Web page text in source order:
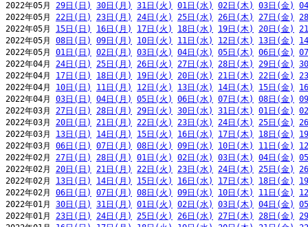
2022年05月 29日(日) 30日(月) 31日(火) 01日(水) 02日(木) 03日(金)
2022年05月 22日(日) 23日(月) 24日(火) 25日(水) 26日(木) 27日(金)
2022年05月 15日(日) 16日(月) 17日(火) 18日(水) 19日(木) 20日(金)
2022年05月 08日(日) 09日(月) 10日(火) 11日(水) 12日(木) 13日(金)
2022年05月 01日(日) 02日(月) 03日(火) 04日(水) 05日(木) 06日(金)
2022年04月 24日(日) 25日(月) 26日(火) 27日(水) 28日(木) 29日(金)
2022年04月 17日(日) 18日(月) 19日(火) 20日(水) 21日(木) 22日(金)
2022年04月 10日(日) 11日(月) 12日(火) 13日(水) 14日(木) 15日(金)
2022年04月 03日(日) 04日(月) 05日(火) 06日(水) 07日(木) 08日(金)
2022年03月 27日(日) 28日(月) 29日(火) 30日(水) 31日(木) 01日(金)
2022年03月 20日(日) 21日(月) 22日(火) 23日(水) 24日(木) 25日(金)
2022年03月 13日(日) 14日(月) 15日(火) 16日(水) 17日(木) 18日(金)
2022年03月 06日(日) 07日(月) 08日(火) 09日(水) 10日(木) 11日(金)
2022年02月 27日(日) 28日(月) 01日(火) 02日(水) 03日(木) 04日(金)
2022年02月 20日(日) 21日(月) 22日(火) 23日(水) 24日(木) 25日(金)
2022年02月 13日(日) 14日(月) 15日(火) 16日(水) 17日(木) 18日(金)
2022年02月 06日(日) 07日(月) 08日(火) 09日(水) 10日(木) 11日(金)
2022年01月 30日(日) 31日(月) 01日(火) 02日(水) 03日(木) 04日(金)
2022年01月 23日(日) 24日(月) 25日(火) 26日(水) 27日(木) 28日(金)